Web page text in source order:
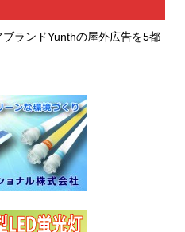
ブランドYunthの屋外広告を5都